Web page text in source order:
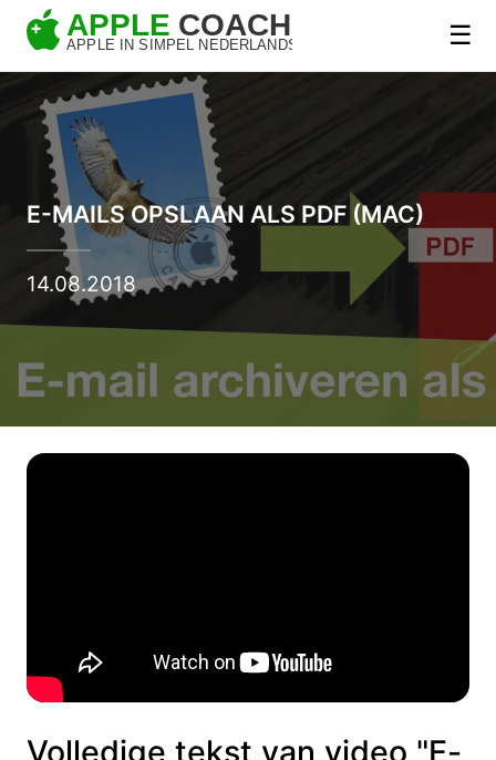
☰
E-MAILS OPSLAAN ALS PDF (MAC)
14.08.2018
Volledige tekst van video "E-